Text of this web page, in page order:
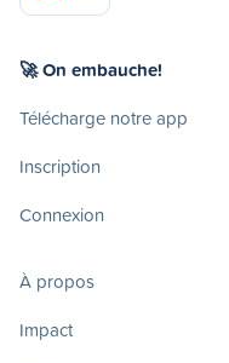
🚀 On embauche!
Télécharge notre app
Inscription
Connexion
À propos
Impact